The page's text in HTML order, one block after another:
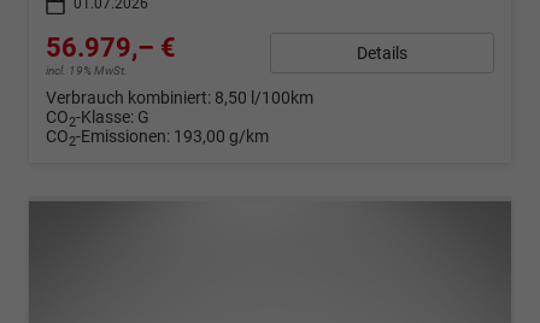
01.07.2026
56.979,– €
incl. 19% MwSt.
Details
Verbrauch kombiniert: 8,50 l/100km
CO2-Klasse: G
CO2-Emissionen: 193,00 g/km